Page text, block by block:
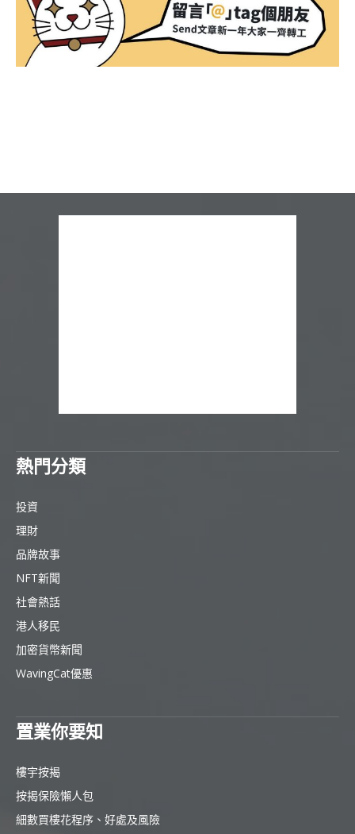
熱門分類
投資
理財
品牌故事
NFT新聞
社會熱話
港人移民
加密貨幣新聞
WavingCat優惠
置業你要知
樓宇按揭
按揭保險懶人包
細數買樓花程序、好處及風險